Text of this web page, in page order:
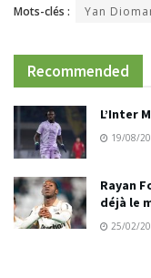
Mots-clés : Yan
Recommended
L’Inter
19/08/
Rayan
déjà le
25/02/